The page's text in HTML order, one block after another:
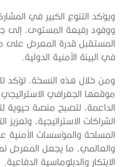
ويؤكد التنوع الكبير في
ووفود رفيعة المستوى، إلى
المستقبل قدرة المعرض على
في البيئة الأمنية الدولية.
ومن خلال هذه النسخة، تؤكد
موقعها الجغرافي
الداعمة، لتصبح منصة حيوية
الشراكات الاستراتيجية، وتعزيز
المسلحة والمؤسسات الأمنية
والعالمي، ما يجعل المعرض
الابتكار والدبلوماسية الدفاعية.